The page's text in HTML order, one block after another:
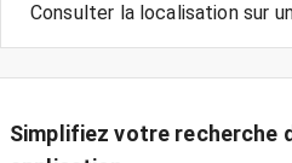
Consulter la localisation sur
Simplifiez votre recherche